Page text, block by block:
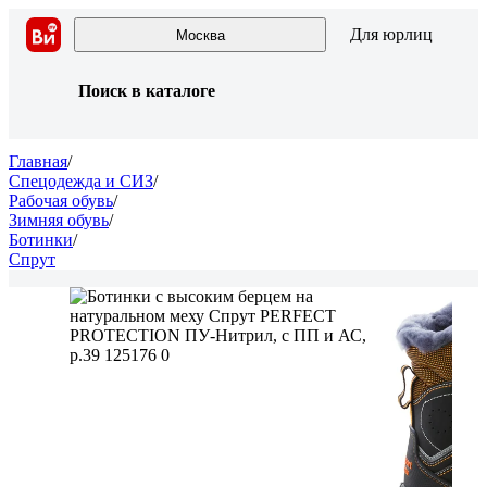
Москва Для юрлиц
Поиск в каталоге
Главная/
Спецодежда и СИЗ/
Рабочая обувь/
Зимняя обувь/
Ботинки/
Спрут